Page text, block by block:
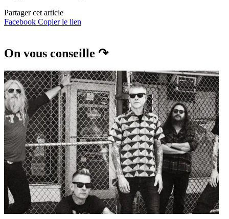
Partager cet article
Facebook Copier le lien
On vous conseille ↷